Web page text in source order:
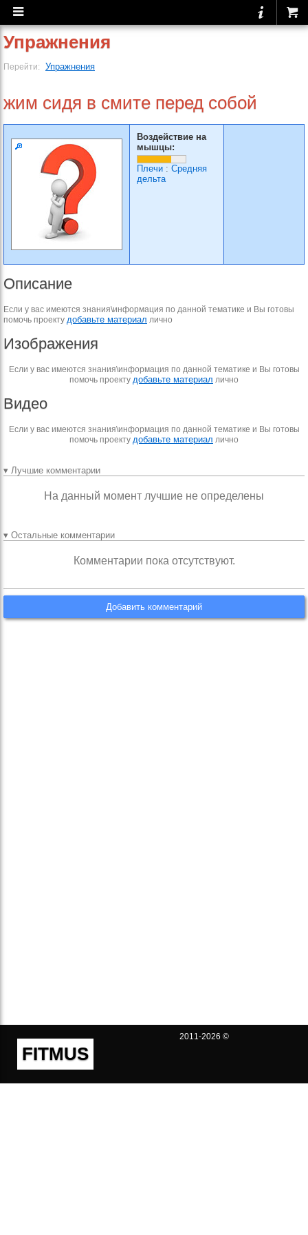
Упражнения
Перейти: Упражнения
жим сидя в смите перед собой
Воздействие на
мышцы:
Плечи : Средняя
дельта
Описание
Если у вас имеются знания\информация по данной тематике и Вы готовы
помочь проекту добавьте материал лично
Изображения
Если у вас имеются знания\информация по данной тематике и Вы готовы
помочь проекту добавьте материал лично
Видео
Если у вас имеются знания\информация по данной тематике и Вы готовы
помочь проекту добавьте материал лично
▾ Лучшие комментарии
На данный момент лучшие не определены
▾ Остальные комментарии
Комментарии пока отсутствуют.
Добавить комментарий
FITMUS
2011-2026 ©